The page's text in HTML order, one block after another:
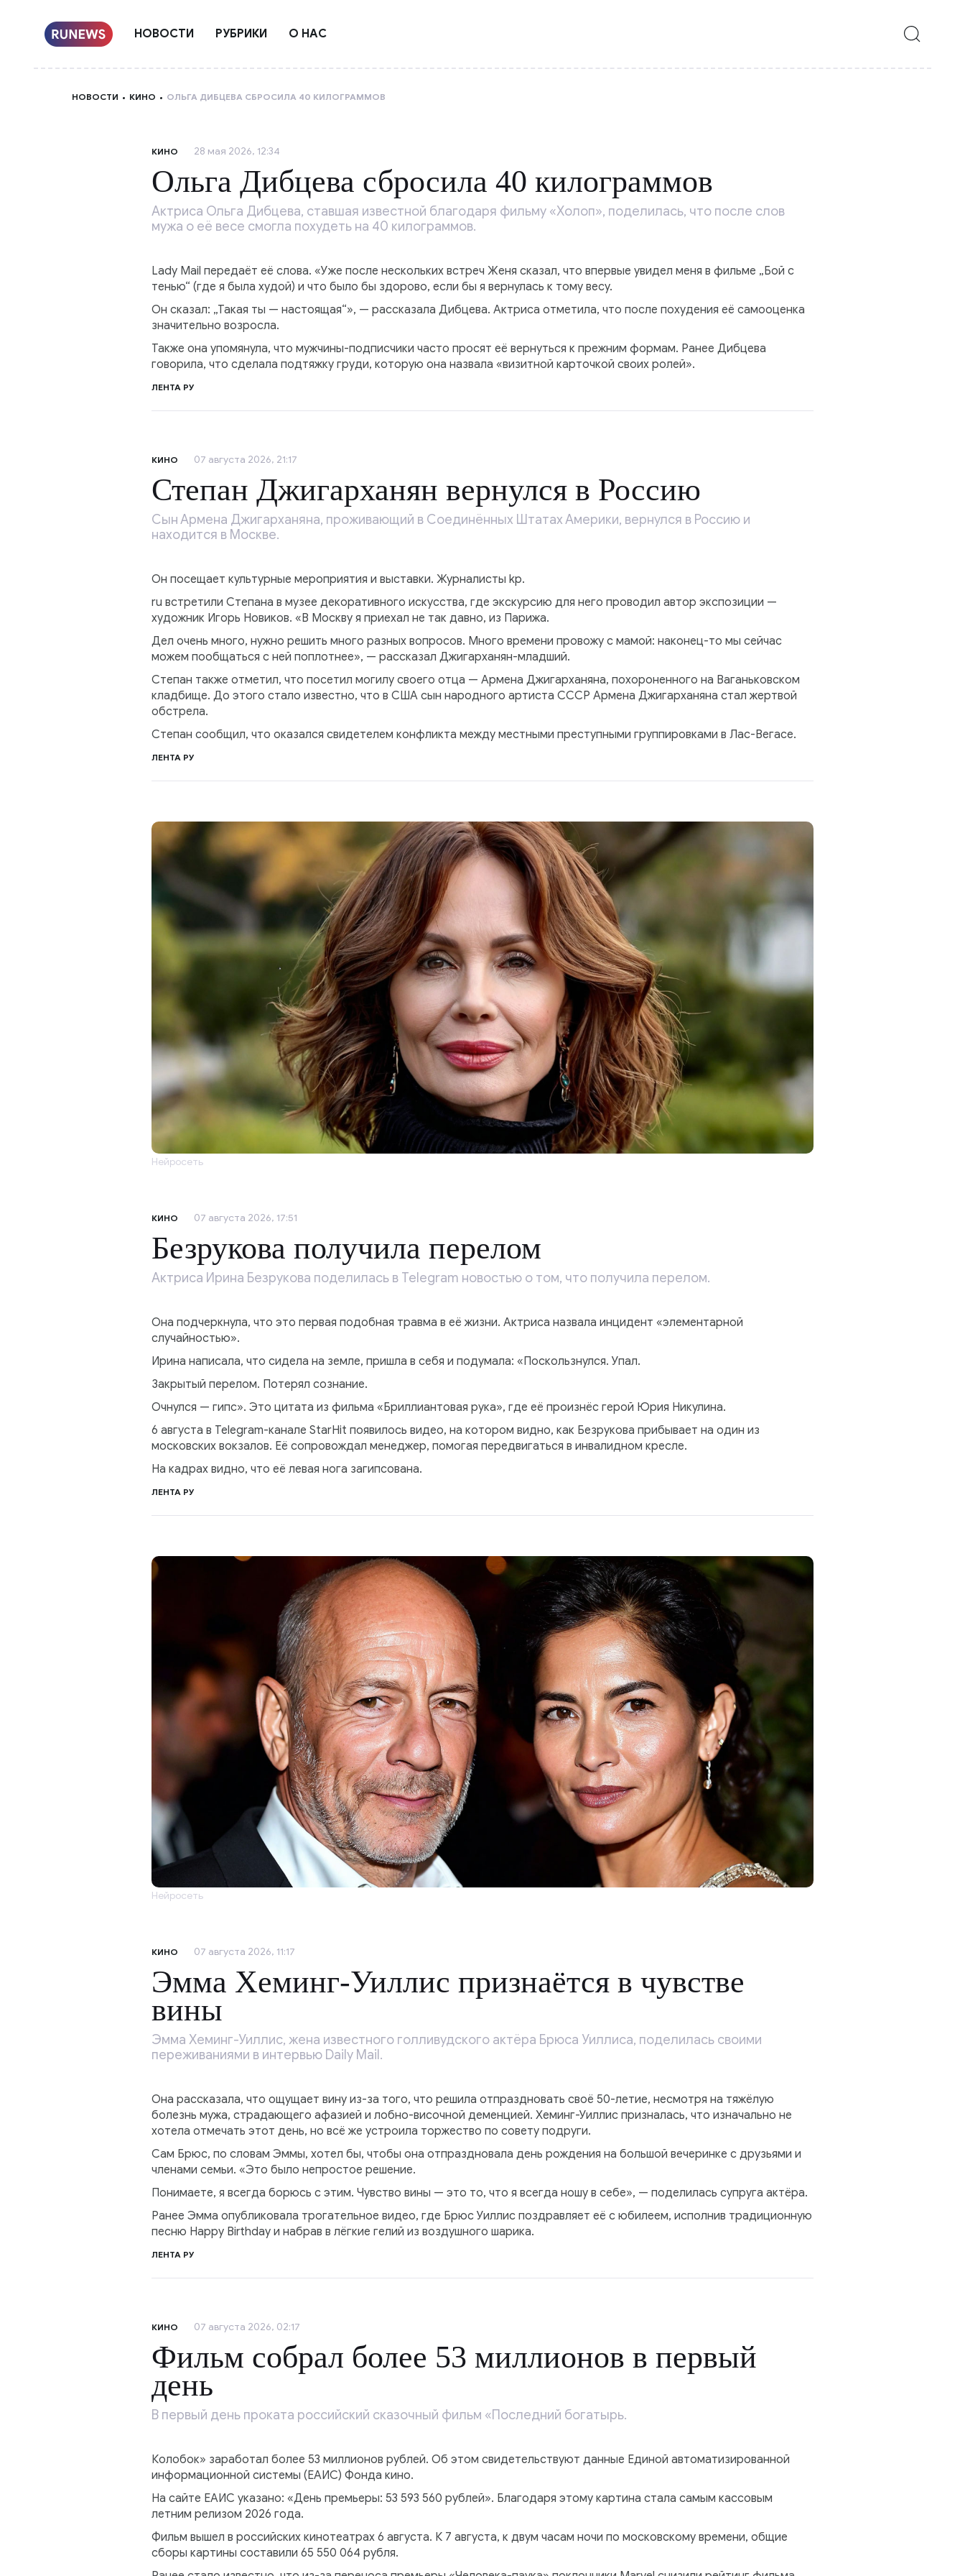
НОВОСТИ РУБРИКИ О НАС
НОВОСТИ КИНО ОЛЬГА ДИБЦЕВА СБРОСИЛА 40 КИЛОГРАММОВ
КИНО 28 мая 2026, 12:34
Ольга Дибцева сбросила 40 килограммов
Актриса Ольга Дибцева, ставшая известной благодаря фильму «Холоп», поделилась, что после слов
мужа о её весе смогла похудеть на 40 килограммов.
Lady Mail передаёт её слова. «Уже после нескольких встреч Женя сказал, что впервые увидел меня в фильме „Бой с
тенью“ (где я была худой) и что было бы здорово, если бы я вернулась к тому весу.
Он сказал: „Такая ты — настоящая“», — рассказала Дибцева. Актриса отметила, что после похудения её самооценка
значительно возросла.
Также она упомянула, что мужчины-подписчики часто просят её вернуться к прежним формам. Ранее Дибцева
говорила, что сделала подтяжку груди, которую она назвала «визитной карточкой своих ролей».
ЛЕНТА РУ
КИНО 07 августа 2026, 21:17
Степан Джигарханян вернулся в Россию
Сын Армена Джигарханяна, проживающий в Соединённых Штатах Америки, вернулся в Россию и
находится в Москве.
Он посещает культурные мероприятия и выставки. Журналисты kp.
ru встретили Степана в музее декоративного искусства, где экскурсию для него проводил автор экспозиции —
художник Игорь Новиков. «В Москву я приехал не так давно, из Парижа.
Дел очень много, нужно решить много разных вопросов. Много времени провожу с мамой: наконец-то мы сейчас
можем пообщаться с ней поплотнее», — рассказал Джигарханян-младший.
Степан также отметил, что посетил могилу своего отца — Армена Джигарханяна, похороненного на Ваганьковском
кладбище. До этого стало известно, что в США сын народного артиста СССР Армена Джигарханяна стал жертвой
обстрела.
Степан сообщил, что оказался свидетелем конфликта между местными преступными группировками в Лас-Вегасе.
ЛЕНТА РУ
Нейросеть
КИНО 07 августа 2026, 17:51
Безрукова получила перелом
Актриса Ирина Безрукова поделилась в Telegram новостью о том, что получила перелом.
Она подчеркнула, что это первая подобная травма в её жизни. Актриса назвала инцидент «элементарной
случайностью».
Ирина написала, что сидела на земле, пришла в себя и подумала: «Поскользнулся. Упал.
Закрытый перелом. Потерял сознание.
Очнулся — гипс». Это цитата из фильма «Бриллиантовая рука», где её произнёс герой Юрия Никулина.
6 августа в Telegram-канале StarHit появилось видео, на котором видно, как Безрукова прибывает на один из
московских вокзалов. Её сопровождал менеджер, помогая передвигаться в инвалидном кресле.
На кадрах видно, что её левая нога загипсована.
ЛЕНТА РУ
Нейросеть
КИНО 07 августа 2026, 11:17
Эмма Хеминг-Уиллис признаётся в чувстве
вины
Эмма Хеминг-Уиллис, жена известного голливудского актёра Брюса Уиллиса, поделилась своими
переживаниями в интервью Daily Mail.
Она рассказала, что ощущает вину из-за того, что решила отпраздновать своё 50-летие, несмотря на тяжёлую
болезнь мужа, страдающего афазией и лобно-височной деменцией. Хеминг-Уиллис призналась, что изначально не
хотела отмечать этот день, но всё же устроила торжество по совету подруги.
Сам Брюс, по словам Эммы, хотел бы, чтобы она отпраздновала день рождения на большой вечеринке с друзьями и
членами семьи. «Это было непростое решение.
Понимаете, я всегда борюсь с этим. Чувство вины — это то, что я всегда ношу в себе», — поделилась супруга актёра.
Ранее Эмма опубликовала трогательное видео, где Брюс Уиллис поздравляет её с юбилеем, исполнив традиционную
песню Happy Birthday и набрав в лёгкие гелий из воздушного шарика.
ЛЕНТА РУ
КИНО 07 августа 2026, 02:17
Фильм собрал более 53 миллионов в первый
день
В первый день проката российский сказочный фильм «Последний богатырь.
Колобок» заработал более 53 миллионов рублей. Об этом свидетельствуют данные Единой автоматизированной
информационной системы (ЕАИС) Фонда кино.
На сайте ЕАИС указано: «День премьеры: 53 593 560 рублей». Благодаря этому картина стала самым кассовым
летним релизом 2026 года.
Фильм вышел в российских кинотеатрах 6 августа. К 7 августа, к двум часам ночи по московскому времени, общие
сборы картины составили 65 550 064 рубля.